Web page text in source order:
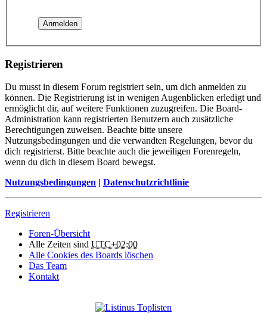
Registrieren
Du musst in diesem Forum registriert sein, um dich anmelden zu
können. Die Registrierung ist in wenigen Augenblicken erledigt und
ermöglicht dir, auf weitere Funktionen zuzugreifen. Die Board-
Administration kann registrierten Benutzern auch zusätzliche
Berechtigungen zuweisen. Beachte bitte unsere
Nutzungsbedingungen und die verwandten Regelungen, bevor du
dich registrierst. Bitte beachte auch die jeweiligen Forenregeln,
wenn du dich in diesem Board bewegst.
Nutzungsbedingungen | Datenschutzrichtlinie
Registrieren
Foren-Übersicht
Alle Zeiten sind UTC+02:00
Alle Cookies des Boards löschen
Das Team
Kontakt